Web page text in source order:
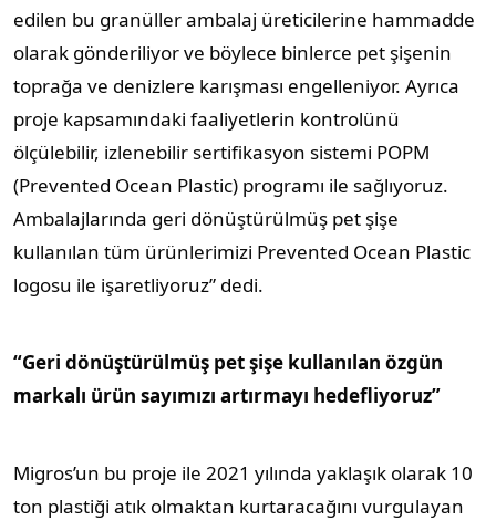
edilen bu granüller ambalaj üreticilerine hammadde
olarak gönderiliyor ve böylece binlerce pet şişenin
toprağa ve denizlere karışması engelleniyor. Ayrıca
proje kapsamındaki faaliyetlerin kontrolünü
ölçülebilir, izlenebilir sertifikasyon sistemi POPM
(Prevented Ocean Plastic) programı ile sağlıyoruz.
Ambalajlarında geri dönüştürülmüş pet şişe
kullanılan tüm ürünlerimizi Prevented Ocean Plastic
logosu ile işaretliyoruz” dedi.
“Geri dönüştürülmüş pet şişe kullanılan özgün
markalı ürün sayımızı artırmayı hedefliyoruz”
Migros’un bu proje ile 2021 yılında yaklaşık olarak 10
ton plastiği atık olmaktan kurtaracağını vurgulayan